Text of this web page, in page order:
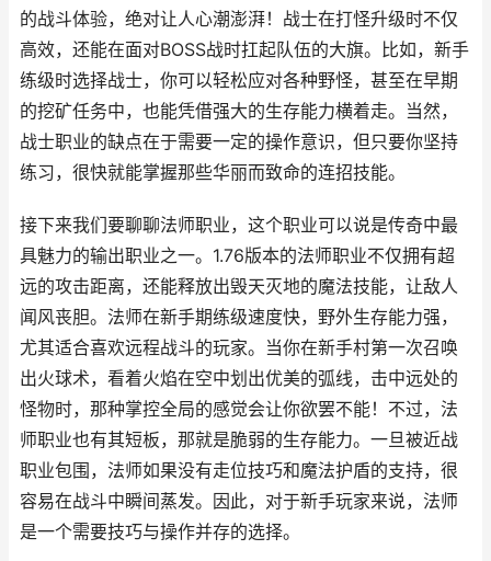
的战斗体验，绝对让人心潮澎湃！战士在打怪升级时不仅
高效，还能在面对BOSS战时扛起队伍的大旗。比如，新手
练级时选择战士，你可以轻松应对各种野怪，甚至在早期
的挖矿任务中，也能凭借强大的生存能力横着走。当然，
战士职业的缺点在于需要一定的操作意识，但只要你坚持
练习，很快就能掌握那些华丽而致命的连招技能。
接下来我们要聊聊法师职业，这个职业可以说是传奇中最
具魅力的输出职业之一。1.76版本的法师职业不仅拥有超
远的攻击距离，还能释放出毁天灭地的魔法技能，让敌人
闻风丧胆。法师在新手期练级速度快，野外生存能力强，
尤其适合喜欢远程战斗的玩家。当你在新手村第一次召唤
出火球术，看着火焰在空中划出优美的弧线，击中远处的
怪物时，那种掌控全局的感觉会让你欲罢不能！不过，法
师职业也有其短板，那就是脆弱的生存能力。一旦被近战
职业包围，法师如果没有走位技巧和魔法护盾的支持，很
容易在战斗中瞬间蒸发。因此，对于新手玩家来说，法师
是一个需要技巧与操作并存的选择。